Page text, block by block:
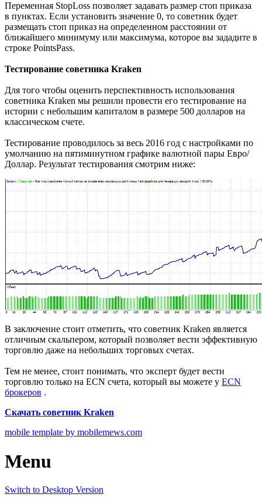
Переменная StopLoss позволяет задавать размер стоп приказа
в пунктах. Если установить значение 0, то советник будет
размещать стоп приказ на определенном расстоянии от
ближайшего минимуму или максимума, которое вы зададите в
строке PointsPass.
Тестирование советника Kraken
Для того чтобы оценить перспективность использования
советника Kraken мы решили провести его тестирование на
истории с небольшим капиталом в размере 500 долларов на
классическом счете.
Тестирование проводилось за весь 2016 год с настройками по
умолчанию на пятиминутном графике валютной пары Евро/
Доллар. Результат тестирования смотрим ниже:
В заключение стоит отметить, что советник Kraken является
отличным скальпером, который позволяет вести эффективную
торговлю даже на небольших торговых счетах.
Тем не менее, стоит понимать, что эксперт будет вести
торговлю только на ECN счета, который вы можете у ECN
брокеров .
Скачать советник Kraken
mobile template by mobilemews.com
Menu
Switch to Desktop Version